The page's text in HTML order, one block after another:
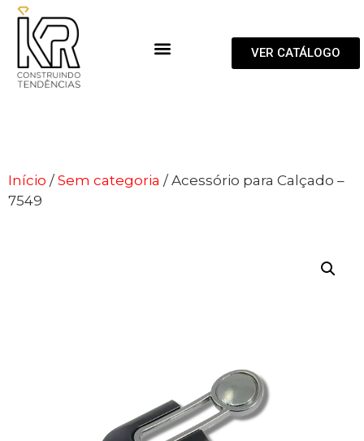
VER CATÁLOGO
Início /Sem categoria / Acessório para Calçado –
7549